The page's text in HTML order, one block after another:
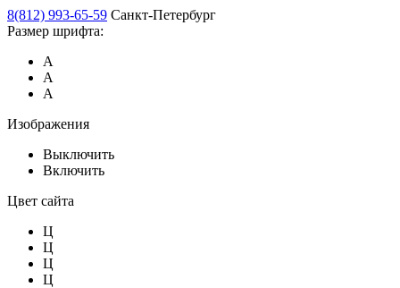
8(812) 993-65-59 Санкт-Петербург
Размер шрифта:
А
А
А
Изображения
Выключить
Включить
Цвет сайта
Ц
Ц
Ц
Ц